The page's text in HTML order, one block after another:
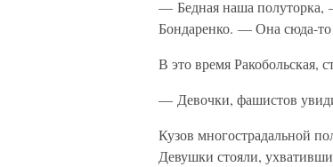
— Бедная наша полуторка,
Бондаренко. — Она сюда-то
В это время Ракобольская,
— Девочки, фашистов
Кузов многострадальной
Девушки стояли,